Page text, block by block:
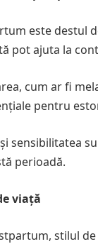
este destul
pot ajuta la
cum ar fi
pentru
sensibilitatea
perioadă.
viață
stilul